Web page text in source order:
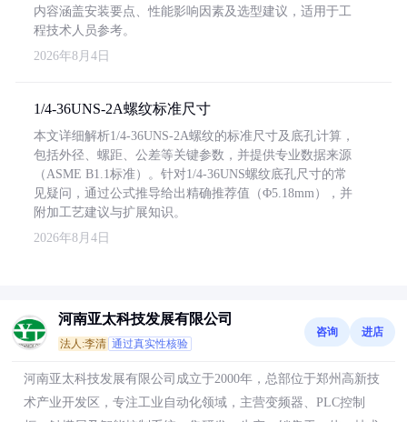
内容涵盖安装要点、性能影响因素及选型建议，适用于工
程技术人员参考。
2026年8月4日
1/4-36UNS-2A螺纹标准尺寸
本文详细解析1/4-36UNS-2A螺纹的标准尺寸及底孔计算，
包括外径、螺距、公差等关键参数，并提供专业数据来源
（ASME B1.1标准）。针对1/4-36UNS螺纹底孔尺寸的常
见疑问，通过公式推导给出精确推荐值（Φ5.18mm），并
附加工艺建议与扩展知识。
2026年8月4日
河南亚太科技发展有限公司
法人:李清 通过真实性核验
咨询 进店
河南亚太科技发展有限公司成立于2000年，总部位于郑州高新技
术产业开发区，专注工业自动化领域，主营变频器、PLC控制